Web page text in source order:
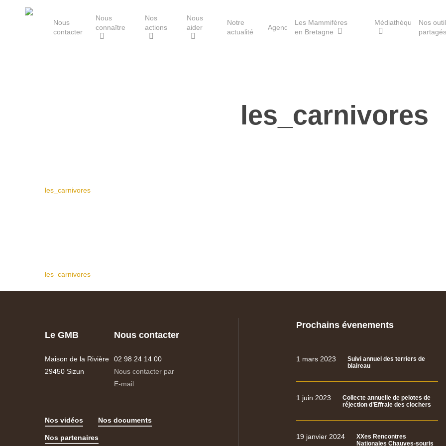
Nous
contacter
Nous
connaître
Nos
actions
Les Havres de paix pour la
loutre
Nous
aider
Notre
actualité
Agenda
Les Mammifères
en Bretagne
Médiathèque
Nos
partagés
les_carnivores
les_carnivores
les_carnivores
Le GMB
Maison de la Rivière
29450 Sizun
Nous contacter
02 98 24 14 00
Nous contacter par
E-mail
Nos vidéos Nos documents
Nos partenaires
Prochains évenements
1 mars 2023
Suivi annuel des terriers de
blaireau
1 juin 2023
Collecte annuelle de pelotes de
réjection d’Effraie des clochers
19 janvier 2024
XXes Rencontres
Nationales Chauves-souris